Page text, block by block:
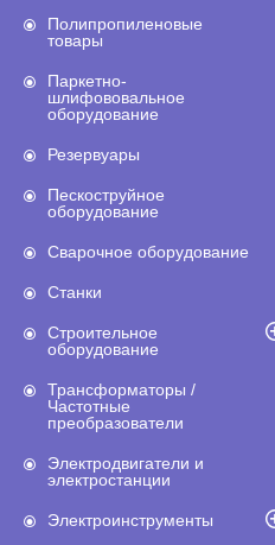
Полипропиленовые
товары
Паркетно-
шлифововальное
оборудование
Резервуары
Пескоструйное
оборудование
Сварочное оборудование
Станки
Строительное
оборудование
Трансформаторы /
Частотные
преобразователи
Электродвигатели и
электростанции
Электроинструменты